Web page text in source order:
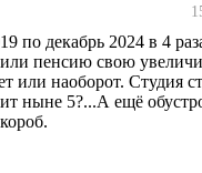
по декабрь 2024 в 4
или пенсию свою
или наоборот. Студия
ныне 5?...А ещё